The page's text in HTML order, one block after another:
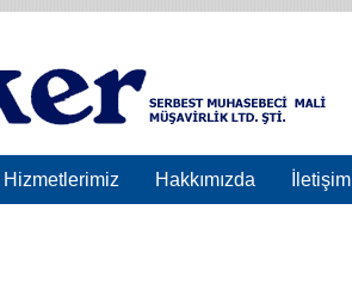
Hizmetlerimiz Hakkımızda İletişim